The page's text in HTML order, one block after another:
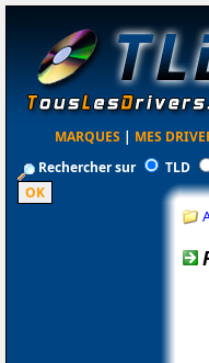
MARQUES | MES
Rechercher sur
TLD